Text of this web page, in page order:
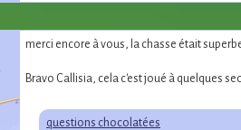
merci encore à vous, la chasse était
Bravo Callisia, cela c'est joué à quelques
questions chocolatées